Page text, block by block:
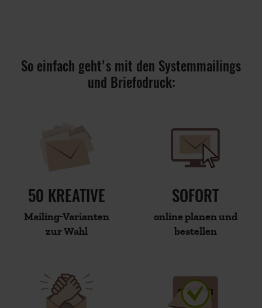
So einfach geht's mit den Systemmailings
und Briefodruck:
50 KREATIVE
Mailing-Varianten
zur Wahl
SOFORT
online planen und
bestellen